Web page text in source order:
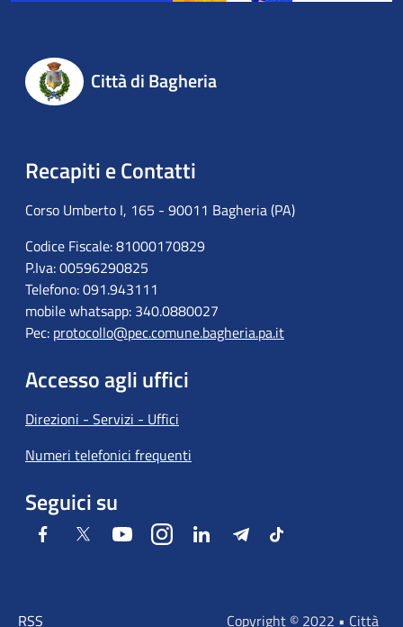
Città di Bagheria
Recapiti e Contatti
Corso Umberto I, 165 - 90011 Bagheria (PA)
Codice Fiscale: 81000170829
P.Iva: 00596290825
Telefono: 091.943111
mobile whatsapp: 340.0880027
Pec: protocollo@pec.comune.bagheria.pa.it
Accesso agli uffici
Direzioni - Servizi - Uffici
Numeri telefonici frequenti
Seguici su
Facebook Twitter YoutubeInstagramLinkedIn TelegramTiktok
RSS Copyright © 2022 • Città